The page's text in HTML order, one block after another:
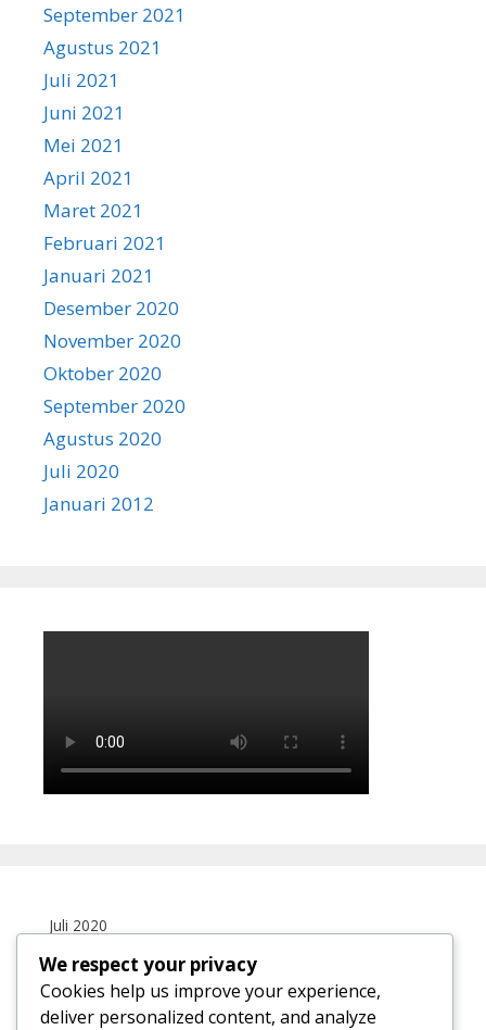
September 2021
Agustus 2021
Juli 2021
Juni 2021
Mei 2021
April 2021
Maret 2021
Februari 2021
Januari 2021
Desember 2020
November 2020
Oktober 2020
September 2020
Agustus 2020
Juli 2020
Januari 2012
Juli 2020
S
S R K
1
2 4
We respect your privacy
Cookies help us improve your experience,
deliver personalized content, and analyze